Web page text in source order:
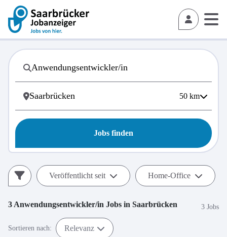
50 km
Jobs finden
Veröffentlicht seit Home-Office
3 Anwendungsentwickler/in Jobs in Saarbrücken 3 Jobs
Sortieren nach: Relevanz